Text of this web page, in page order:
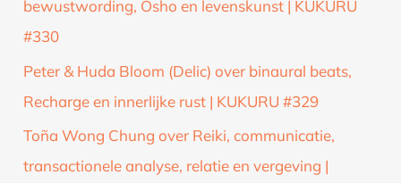
bewustwording, Osho en levenskunst | KUKURU
#330
Peter & Huda Bloom (Delic) over binaural beats,
Recharge en innerlijke rust | KUKURU #329
Toña Wong Chung over Reiki, communicatie,
transactionele analyse, relatie en vergeving |